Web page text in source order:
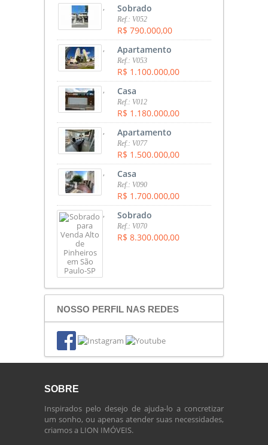
, Sobrado
Ref.: V052
R$ 790.000,00
, Apartamento
Ref.: V053
R$ 1.100.000,00
, Casa
Ref.: V012
R$ 1.180.000,00
, Apartamento
Ref.: V077
R$ 1.500.000,00
, Casa
Ref.: V090
R$ 1.700.000,00
, Sobrado
Ref.: V070
R$ 8.300.000,00
NOSSO PERFIL NAS REDES
SOBRE
Inspirados pelo desejo de ajuda-lo a concretizar
um sonho, ou apenas atender suas necessidades,
criamos a LION IMÓVEIS.